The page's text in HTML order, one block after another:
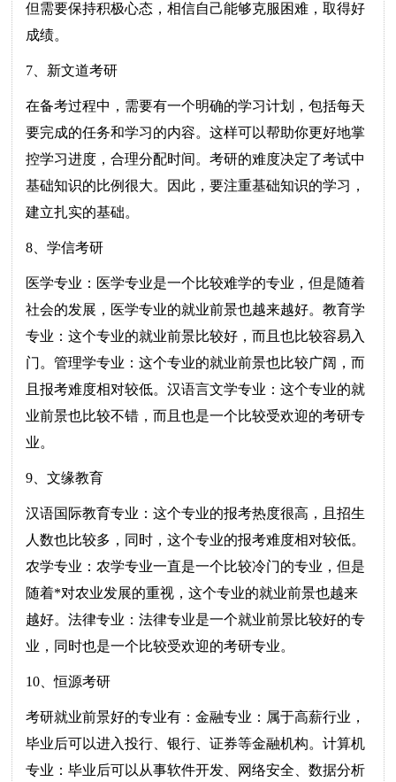
但需要保持积极心态，相信自己能够克服困难，取得好
成绩。
7、新文道考研
在备考过程中，需要有一个明确的学习计划，包括每天
要完成的任务和学习的内容。这样可以帮助你更好地掌
控学习进度，合理分配时间。考研的难度决定了考试中
基础知识的比例很大。因此，要注重基础知识的学习，
建立扎实的基础。
8、学信考研
医学专业：医学专业是一个比较难学的专业，但是随着
社会的发展，医学专业的就业前景也越来越好。教育学
专业：这个专业的就业前景比较好，而且也比较容易入
门。管理学专业：这个专业的就业前景也比较广阔，而
且报考难度相对较低。汉语言文学专业：这个专业的就
业前景也比较不错，而且也是一个比较受欢迎的考研专
业。
9、文缘教育
汉语国际教育专业：这个专业的报考热度很高，且招生
人数也比较多，同时，这个专业的报考难度相对较低。
农学专业：农学专业一直是一个比较冷门的专业，但是
随着*对农业发展的重视，这个专业的就业前景也越来
越好。法律专业：法律专业是一个就业前景比较好的专
业，同时也是一个比较受欢迎的考研专业。
10、恒源考研
考研就业前景好的专业有：金融专业：属于高薪行业，
毕业后可以进入投行、银行、证券等金融机构。计算机
专业：毕业后可以从事软件开发、网络安全、数据分析